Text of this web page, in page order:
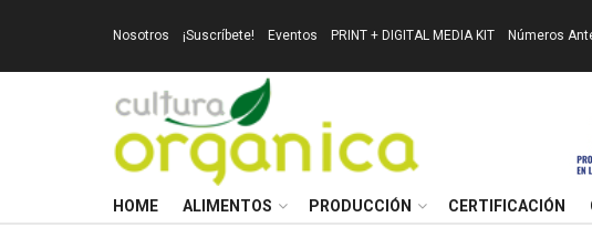
Nosotros ¡Suscríbete! Eventos PRINT + DIGITAL MEDIA KIT Números
HOME ALIMENTOS PRODUCCIÓN CERTIFICACIÓN